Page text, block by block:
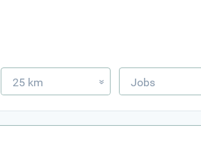
25 km » Jobs